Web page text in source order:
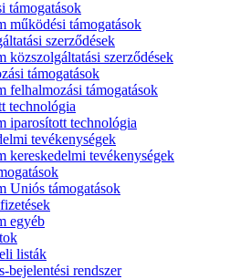
támogatások
működési támogatások
szerződések
közszolgáltatási szerződések
támogatások
felhalmozási támogatások
technológia
iparosított technológia
tevékenységek
kereskedelmi tevékenységek
Uniós támogatások
egyéb
listák
bejelentési rendszer